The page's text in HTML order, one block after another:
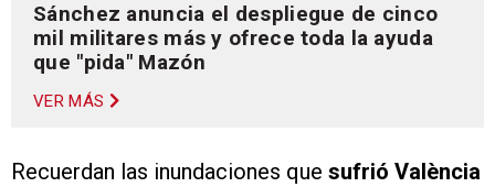
Sánchez anuncia el despliegue de cinco
mil militares más y ofrece toda la ayuda
que "pida" Mazón
VER MÁS
Recuerdan las inundaciones que sufrió València